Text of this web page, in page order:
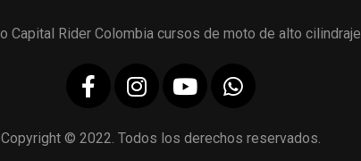
Copyright © 2022. Todos los derechos reservados.